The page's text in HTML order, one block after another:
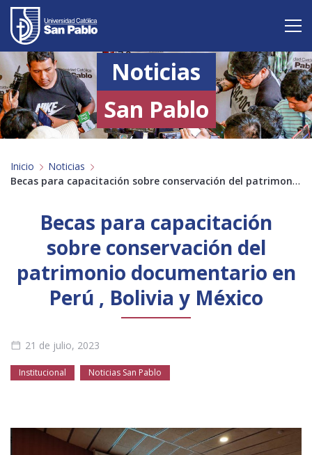
Vive San Pablo
Admisión
Carreras
Postgrado
Investigación
Servicio y proyección a la sociedad
Profesores Antiguos Alumnos Padres
Empresas
Licenciamiento Biblioteca
Noticias
San Pablo
Inicio Noticias
Becas para capacitación sobre conservación del patrimonio documentario en Perú , Bolivia y México
Becas para capacitación
sobre conservación del
patrimonio documentario en
Perú , Bolivia y México
21 de julio, 2023
Institucional Noticias San Pablo